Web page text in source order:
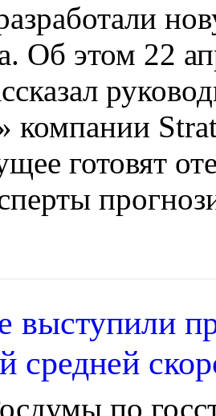
Об этом 22
компании
готовят
выступили
средней
по